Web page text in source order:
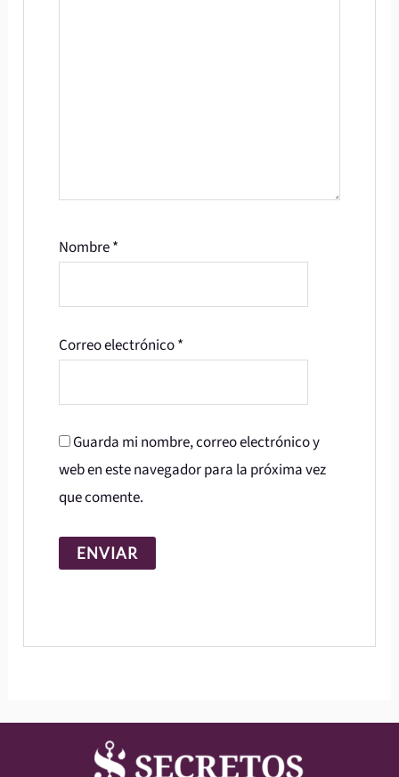
Nombre*
Correo electrónico*
Guarda mi nombre, correo electrónico y
web en este navegador para la próxima vez
que comente.